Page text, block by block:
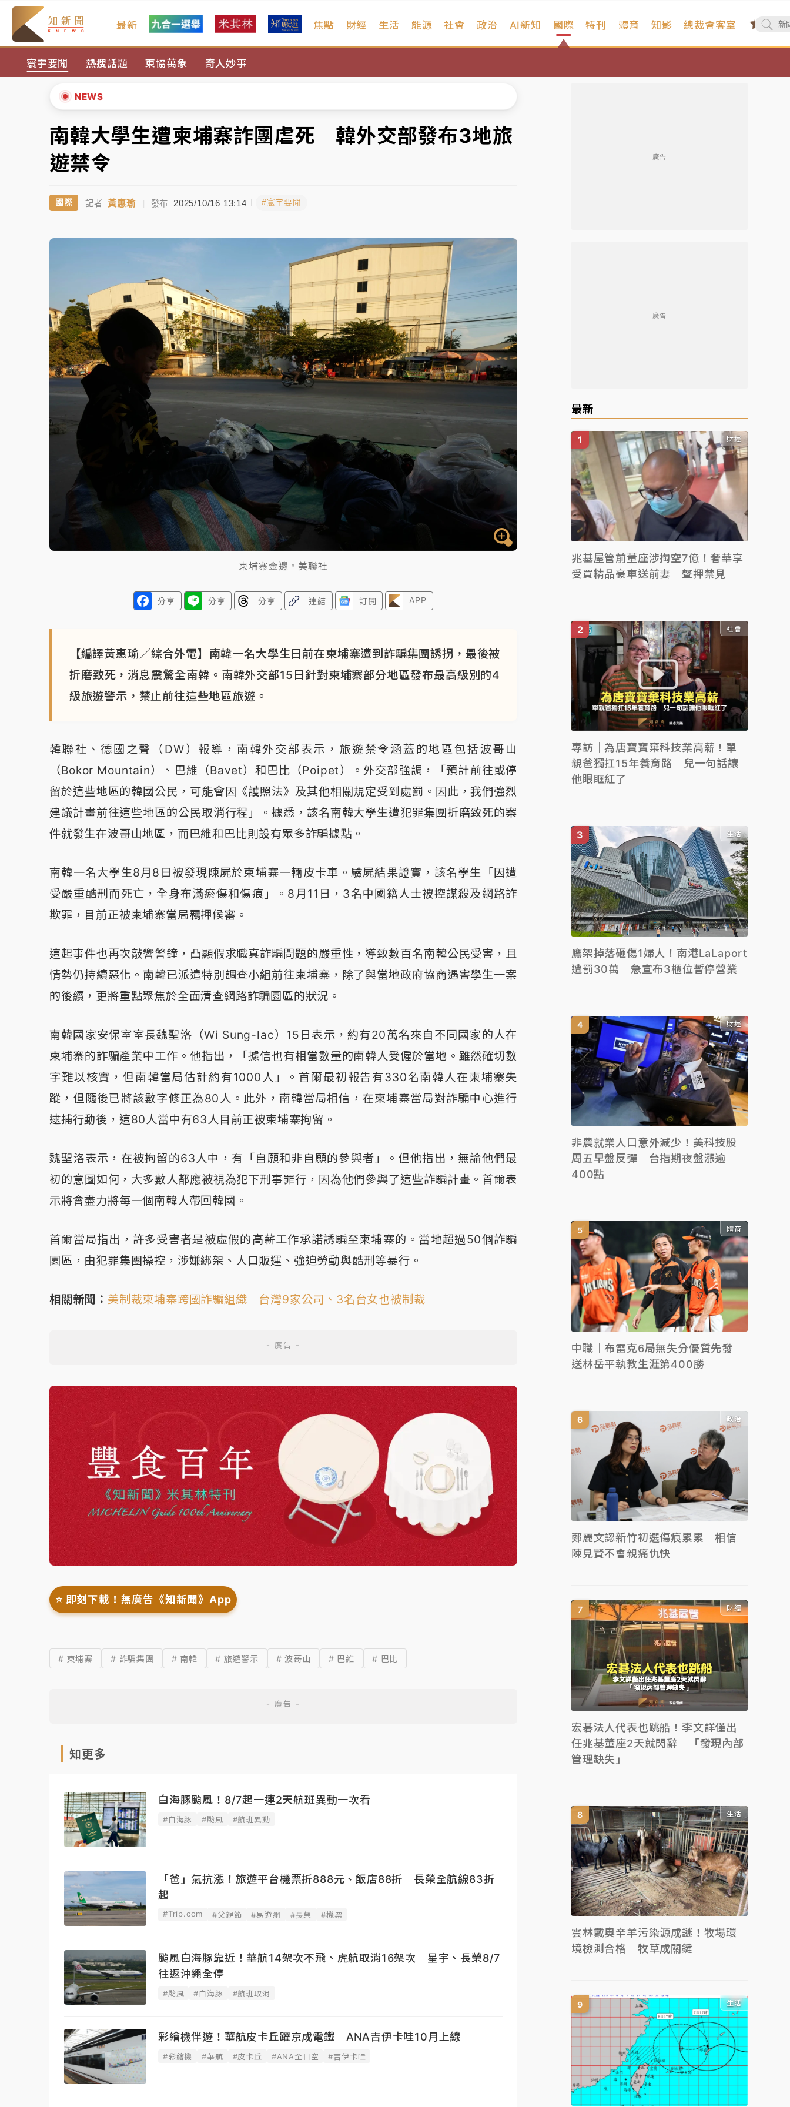
最新 焦點 財經 生活 能源 社會 政治 AI新知 國際
寰宇要聞 熱搜話題 東協萬象 奇人妙事
特刊 體育 知影 總裁會客室
NEWS
暑假過三周才推「E宿新北打卡趣」！抽獎程序複雜 觀旅局回應了
中信慈善基金會想增加董事人數！辜仲諒向法院聲請遭駁 理由曝光
故宮《龍藏經》特展第2檔！今線上預約開賣一度塞車 周六起展出延長至晚上7時
台東農業處長涉圖利渡假村！東檢抗告成功 今重開羈押庭
女律師陳昱瑄詐慈濟10億！黃金158kg遭查扣畫面曝光
中信慈善基金會想增加董事人數！辜仲諒向法院聲請遭駁 理由曝光
故宮《龍藏經》特展第2檔！今線上預約開賣一度塞車 周六起展出延長至晚上7時
台東農業處長涉圖利渡假村！東檢抗告成功 今重開羈押庭
父親節泡湯了！中颱白海豚雨彈轟3天 「紅到發紫」降雨熱區曝
▲
▼
南韓大學生遭柬埔寨詐團虐死 韓外交部發布3地旅
遊禁令
國際 記者 黃惠瑜 | 發布 2025/10/16 13:14 #寰宇要聞
柬埔寨金邊。美聯社
分享 分享 分享 連結 訂閱 APP
【編譯黃惠瑜／綜合外電】南韓一名大學生日前在柬埔寨遭到詐騙集團誘拐，最後被
折磨致死，消息震驚全南韓。南韓外交部15日針對柬埔寨部分地區發布最高級別的4
級旅遊警示，禁止前往這些地區旅遊。
韓聯社、德國之聲（DW）報導，南韓外交部表示，旅遊禁令涵蓋的地區包括波哥山
（Bokor Mountain）、巴維（Bavet）和巴比（Poipet）。外交部強調，「預計前往或停
留於這些地區的韓國公民，可能會因《護照法》及其他相關規定受到處罰。因此，我們強烈
建議計畫前往這些地區的公民取消行程」。據悉，該名南韓大學生遭犯罪集團折磨致死的案
件就發生在波哥山地區，而巴維和巴比則設有眾多詐騙據點。
南韓一名大學生8月8日被發現陳屍於柬埔寨一輛皮卡車。驗屍結果證實，該名學生「因遭
受嚴重酷刑而死亡，全身布滿瘀傷和傷痕」。8月11日，3名中國籍人士被控謀殺及網路詐
欺罪，目前正被柬埔寨當局羈押候審。
這起事件也再次敲響警鐘，凸顯假求職真詐騙問題的嚴重性，導致數百名南韓公民受害，且
情勢仍持續惡化。南韓已派遣特別調查小組前往柬埔寨，除了與當地政府協商遇害學生一案
的後續，更將重點聚焦於全面清查網路詐騙園區的狀況。
南韓國家安保室室長魏聖洛（Wi Sung-lac）15日表示，約有20萬名來自不同國家的人在
柬埔寨的詐騙產業中工作。他指出，「據信也有相當數量的南韓人受僱於當地。雖然確切數
字難以核實，但南韓當局估計約有1000人」。首爾最初報告有330名南韓人在柬埔寨失
蹤，但隨後已將該數字修正為80人。此外，南韓當局相信，在柬埔寨當局對詐騙中心進行
逮捕行動後，這80人當中有63人目前正被柬埔寨拘留。
魏聖洛表示，在被拘留的63人中，有「自願和非自願的參與者」。但他指出，無論他們最
初的意圖如何，大多數人都應被視為犯下刑事罪行，因為他們參與了這些詐騙計畫。首爾表
示將會盡力將每一個南韓人帶回韓國。
首爾當局指出，許多受害者是被虛假的高薪工作承諾誘騙至柬埔寨的。當地超過50個詐騙
園區，由犯罪集團操控，涉嫌綁架、人口販運、強迫勞動與酷刑等暴行。
相關新聞： 美制裁柬埔寨跨國詐騙組織 台灣9家公司、3名台女也被制裁
⭐️ 即刻下載！無廣告《知新聞》App
# 柬埔寨 # 詐騙集團 # 南韓 # 旅遊警示 # 波哥山 # 巴維 # 巴比
知更多
白海豚颱風！8/7起一連2天航班異動一次看
#白海豚 #颱風 #航班異動
「爸」氣抗漲！旅遊平台機票折888元、飯店88折 長榮全航線83折
起
#Trip.com #父親節 #易遊網 #長榮 #機票
颱風白海豚靠近！華航14架次不飛、虎航取消16架次 星宇、長榮8/7
往返沖繩全停
#颱風 #白海豚 #航班取消
彩繪機伴遊！華航皮卡丘躍京成電鐵 ANA吉伊卡哇10月上線
#彩繪機 #華航 #皮卡丘 #ANA全日空 #吉伊卡哇
廣告
廣告
最新
財經
兆基屋管前董座涉掏空7億！奢華享
受買精品豪車送前妻 聲押禁見
社會
專訪｜為唐寶寶棄科技業高薪！單
親爸獨扛15年養育路 兒一句話讓
他眼眶紅了
生活
鷹架掉落砸傷1婦人！南港LaLaport
遭罰30萬 急宣布3櫃位暫停營業
財經
非農就業人口意外減少！美科技股
周五早盤反彈 台指期夜盤漲逾
400點
體育
中職｜布雷克6局無失分優質先發
送林岳平執教生涯第400勝
政治
鄭麗文認新竹初選傷痕累累 相信
陳見賢不會親痛仇快
財經
宏碁法人代表也跳船！李文詳僅出
任兆基董座2天就閃辭 「發現內部
管理缺失」
生活
雲林戴奧辛羊污染源成謎！牧場環
境檢測合格 牧草成關鍵
生活